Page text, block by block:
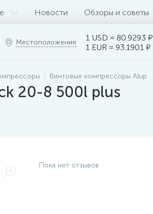
Новости Обзоры и советы
Местоположение
1 USD = 80.9293 ₽
1 EUR = 93.1901 ₽
Винтовые компрессоры Alup
20-8 500l plus
Пока нет отзывов